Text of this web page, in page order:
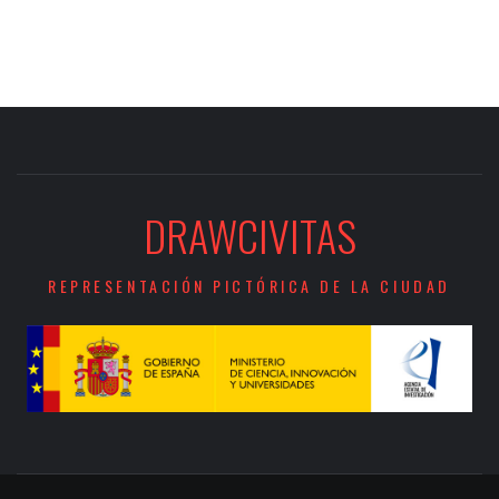
DRAWCIVITAS
REPRESENTACIÓN PICTÓRICA DE LA CIUDAD